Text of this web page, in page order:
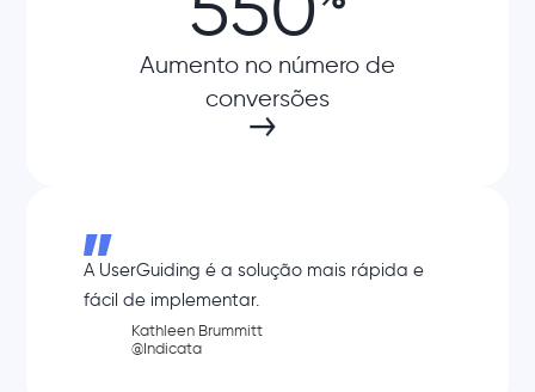
Aumento no número de
conversões
A UserGuiding é a solução mais rápida e
fácil de implementar.
Kathleen Brummitt
@Indicata